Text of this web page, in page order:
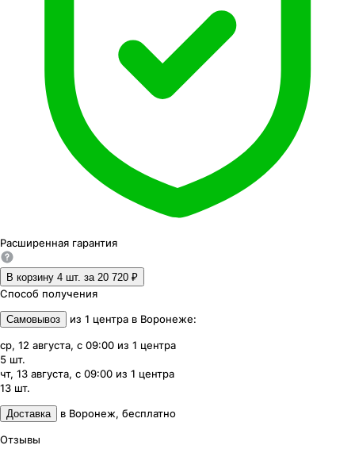
Расширенная гарантия
В корзину 4 шт. за 20 720 ₽
Способ получения
Самовывоз из 1 центра в Воронеже:
ср, 12 августа, с 09:00 из 1 центра
5 шт.
чт, 13 августа, с 09:00 из 1 центра
13 шт.
Доставка в Воронеж, бесплатно
Отзывы